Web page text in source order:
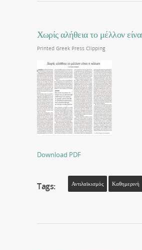
Χωρίς αλήθεια το μέλλον
Printed Greek Press Clipping
Download PDF
Tags: Αντιλαϊκισμός Καθημερινή